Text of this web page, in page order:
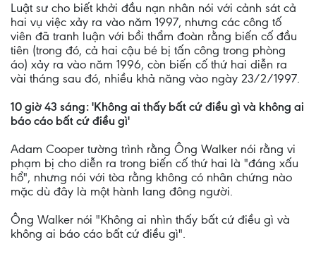
Luật sư cho biết khởi đầu nạn nhân nói với cảnh sát cả
hai vụ việc xảy ra vào năm 1997, nhưng các công tố
viên đã tranh luận với bồi thẩm đoàn rằng biến cố đầu
tiên (trong đó, cả hai cậu bé bị tấn công trong phòng
áo) xảy ra vào năm 1996, còn biến cố thứ hai diễn ra
vài tháng sau đó, nhiều khả năng vào ngày 23/2/1997.
10 giờ 43 sáng: 'Không ai thấy bất cứ điều gì và không ai
báo cáo bất cứ điều gì'
Adam Cooper tường trình rằng Ông Walker nói rằng vi
phạm bị cho diễn ra trong biến cố thứ hai là "đáng xấu
hổ", nhưng nói với tòa rằng không có nhân chứng nào
mặc dù đây là một hành lang đông người.
Ông Walker nói "Không ai nhìn thấy bất cứ điều gì và
không ai báo cáo bất cứ điều gì".